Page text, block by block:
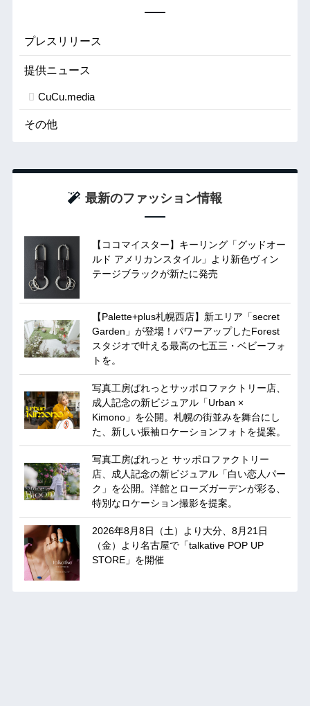
プレスリリース
提供ニュース
CuCu.media
その他
最新のファッション情報
【ココマイスター】キーリング「グッドオー
ルド アメリカンスタイル」より新色ヴィン
テージブラックが新たに発売
【Palette+plus札幌西店】新エリア「secret
Garden」が登場！パワーアップしたForest
スタジオで叶える最高の七五三・ベビーフォ
トを。
写真工房ぱれっとサッポロファクトリー店、
成人記念の新ビジュアル「Urban ×
Kimono」を公開。札幌の街並みを舞台にし
た、新しい振袖ロケーションフォトを提案。
写真工房ぱれっと サッポロファクトリー
店、成人記念の新ビジュアル「白い恋人パー
ク」を公開。洋館とローズガーデンが彩る、
特別なロケーション撮影を提案。
2026年8月8日（土）より大分、8月21日
（金）より名古屋で「talkative POP UP
STORE」を開催